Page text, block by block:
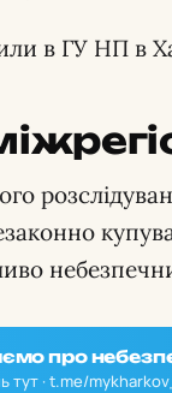
в ГУ НП в
про
тут · t.me/